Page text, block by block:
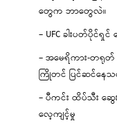
တွေက ဘာတွေလဲ။
– UFC ခါးပတ်ပိုင်ရှ
– အမေရိကား-တရု
ကြိုတင် ပြင်ဆင်နေ
– ပီကင်း ထိပ်သီး ဆွ
လေ့ကျင့်မှု